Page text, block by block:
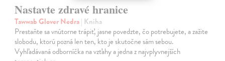
Nastavte zdravé hranice
Tawwab Glover Nedra| Kniha
Prestaňte sa vnútorne trápiť, jasne povedzte, čo potrebujete, a zažite
slobodu, ktorú pozná len ten, kto je skutočne sám sebou.
Vyhľadávaná odborníčka na vzťahy a jedna z najvplyvnejších